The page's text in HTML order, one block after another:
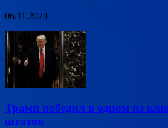
06.11.2024
Трамп победил в одном из
штатов